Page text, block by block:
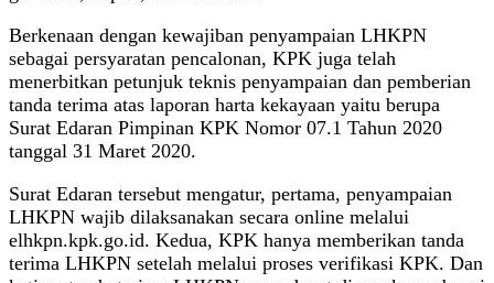
Berkenaan dengan kewajiban penyampaian LHKPN
sebagai persyaratan pencalonan, KPK juga telah
menerbitkan petunjuk teknis penyampaian dan pemberian
tanda terima atas laporan harta kekayaan yaitu berupa
Surat Edaran Pimpinan KPK Nomor 07.1 Tahun 2020
tanggal 31 Maret 2020.
Surat Edaran tersebut mengatur, pertama, penyampaian
LHKPN wajib dilaksanakan secara online melalui
elhkpn.kpk.go.id. Kedua, KPK hanya memberikan tanda
terima LHKPN setelah melalui proses verifikasi KPK. Dan